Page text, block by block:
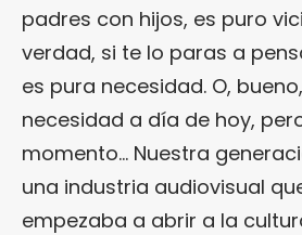
padres con hijos, es puro
verdad, si te lo paras a
es pura necesidad. O,
necesidad a día de hoy,
momento… Nuestra
una industria audiovisual
empezaba a abrir a la